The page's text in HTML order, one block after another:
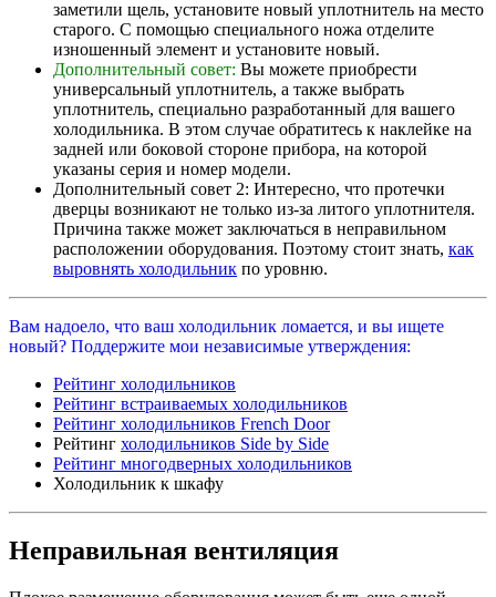
заметили щель, установите новый уплотнитель на место
старого. С помощью специального ножа отделите
изношенный элемент и установите новый.
Дополнительный совет: Вы можете приобрести
универсальный уплотнитель, а также выбрать
уплотнитель, специально разработанный для вашего
холодильника. В этом случае обратитесь к наклейке на
задней или боковой стороне прибора, на которой
указаны серия и номер модели.
Дополнительный совет 2: Интересно, что протечки
дверцы возникают не только из-за литого уплотнителя.
Причина также может заключаться в неправильном
расположении оборудования. Поэтому стоит знать, как
выровнять холодильник по уровню.
Вам надоело, что ваш холодильник ломается, и вы ищете
новый? Поддержите мои независимые утверждения:
Рейтинг холодильников
Рейтинг встраиваемых холодильников
Рейтинг холодильников French Door
Рейтинг холодильников Side by Side
Рейтинг многодверных холодильников
Холодильник к шкафу
Неправильная вентиляция